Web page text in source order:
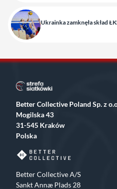
Ukrainka zamknęła skład
Better Collective Poland Sp. z
Mogilska 43
31-545 Kraków
Polska
Better Collective A/S
Sankt Annæ Plads 28